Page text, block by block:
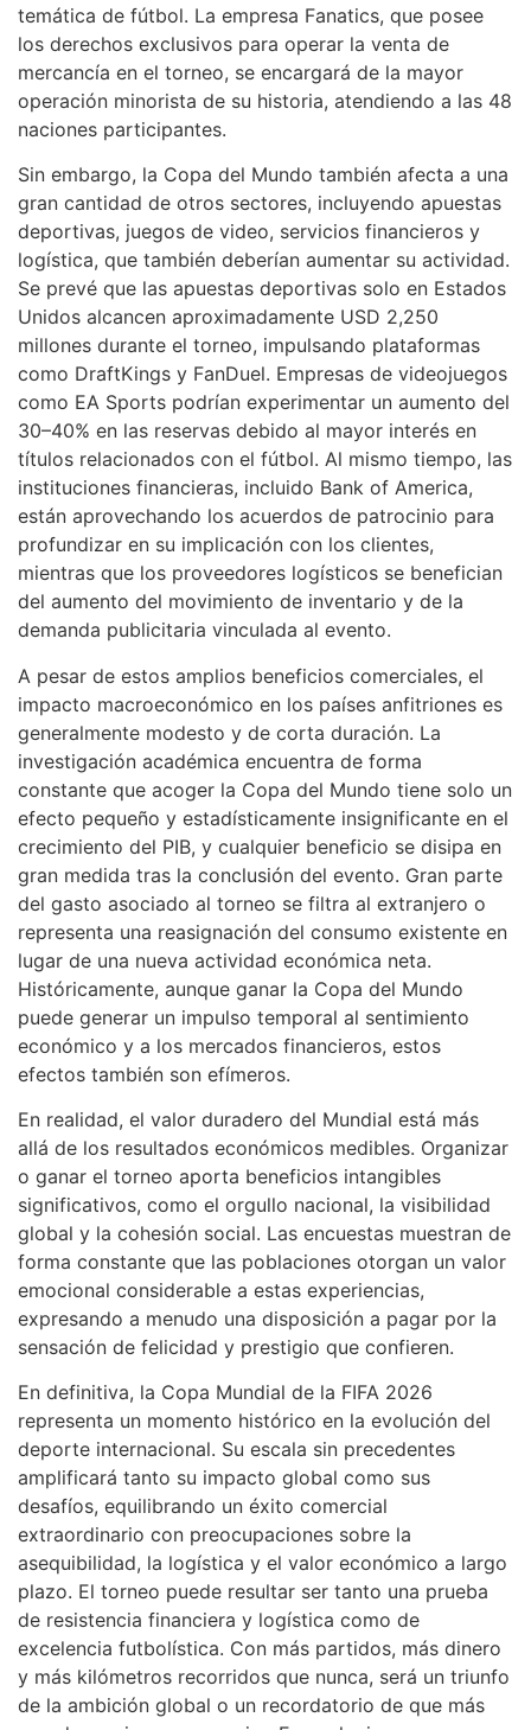
temática de fútbol. La empresa Fanatics, que posee
los derechos exclusivos para operar la venta de
mercancía en el torneo, se encargará de la mayor
operación minorista de su historia, atendiendo a las 48
naciones participantes.
Sin embargo, la Copa del Mundo también afecta a una
gran cantidad de otros sectores, incluyendo apuestas
deportivas, juegos de video, servicios financieros y
logística, que también deberían aumentar su actividad.
Se prevé que las apuestas deportivas solo en Estados
Unidos alcancen aproximadamente USD 2,250
millones durante el torneo, impulsando plataformas
como DraftKings y FanDuel. Empresas de videojuegos
como EA Sports podrían experimentar un aumento del
30–40% en las reservas debido al mayor interés en
títulos relacionados con el fútbol. Al mismo tiempo, las
instituciones financieras, incluido Bank of America,
están aprovechando los acuerdos de patrocinio para
profundizar en su implicación con los clientes,
mientras que los proveedores logísticos se benefician
del aumento del movimiento de inventario y de la
demanda publicitaria vinculada al evento.
A pesar de estos amplios beneficios comerciales, el
impacto macroeconómico en los países anfitriones es
generalmente modesto y de corta duración. La
investigación académica encuentra de forma
constante que acoger la Copa del Mundo tiene solo un
efecto pequeño y estadísticamente insignificante en el
crecimiento del PIB, y cualquier beneficio se disipa en
gran medida tras la conclusión del evento. Gran parte
del gasto asociado al torneo se filtra al extranjero o
representa una reasignación del consumo existente en
lugar de una nueva actividad económica neta.
Históricamente, aunque ganar la Copa del Mundo
puede generar un impulso temporal al sentimiento
económico y a los mercados financieros, estos
efectos también son efímeros.
En realidad, el valor duradero del Mundial está más
allá de los resultados económicos medibles. Organizar
o ganar el torneo aporta beneficios intangibles
significativos, como el orgullo nacional, la visibilidad
global y la cohesión social. Las encuestas muestran de
forma constante que las poblaciones otorgan un valor
emocional considerable a estas experiencias,
expresando a menudo una disposición a pagar por la
sensación de felicidad y prestigio que confieren.
En definitiva, la Copa Mundial de la FIFA 2026
representa un momento histórico en la evolución del
deporte internacional. Su escala sin precedentes
amplificará tanto su impacto global como sus
desafíos, equilibrando un éxito comercial
extraordinario con preocupaciones sobre la
asequibilidad, la logística y el valor económico a largo
plazo. El torneo puede resultar ser tanto una prueba
de resistencia financiera y logística como de
excelencia futbolística. Con más partidos, más dinero
y más kilómetros recorridos que nunca, será un triunfo
de la ambición global o un recordatorio de que más